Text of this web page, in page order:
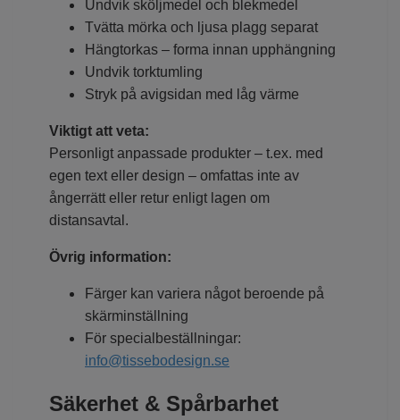
Undvik sköljmedel och blekmedel
Tvätta mörka och ljusa plagg separat
Hängtorkas – forma innan upphängning
Undvik torktumling
Stryk på avigsidan med låg värme
Viktigt att veta:
Personligt anpassade produkter – t.ex. med
egen text eller design – omfattas inte av
ångerrätt eller retur enligt lagen om
distansavtal.
Övrig information:
Färger kan variera något beroende på
skärminställning
För specialbeställningar:
info@tissebodesign.se
Säkerhet & Spårbarhet